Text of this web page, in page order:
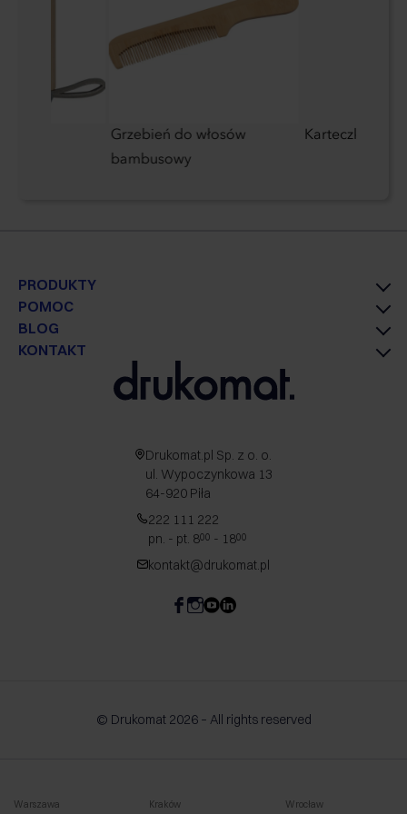
Grzebień do włosów
bambusowy
Karteczki do
PRODUKTY
POMOC
BLOG
KONTAKT
Drukomat.pl Sp. z o. o.
ul. Wypoczynkowa 13
64-920 Piła
222 111 222
pn. - pt. 800 - 1800
kontakt@drukomat.pl
© Drukomat 2026 – All rights reserved
Warszawa Kraków Wrocław